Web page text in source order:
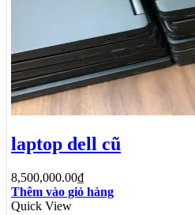
laptop dell cũ
8,500,000.00₫
Thêm vào giỏ hàng
Quick View